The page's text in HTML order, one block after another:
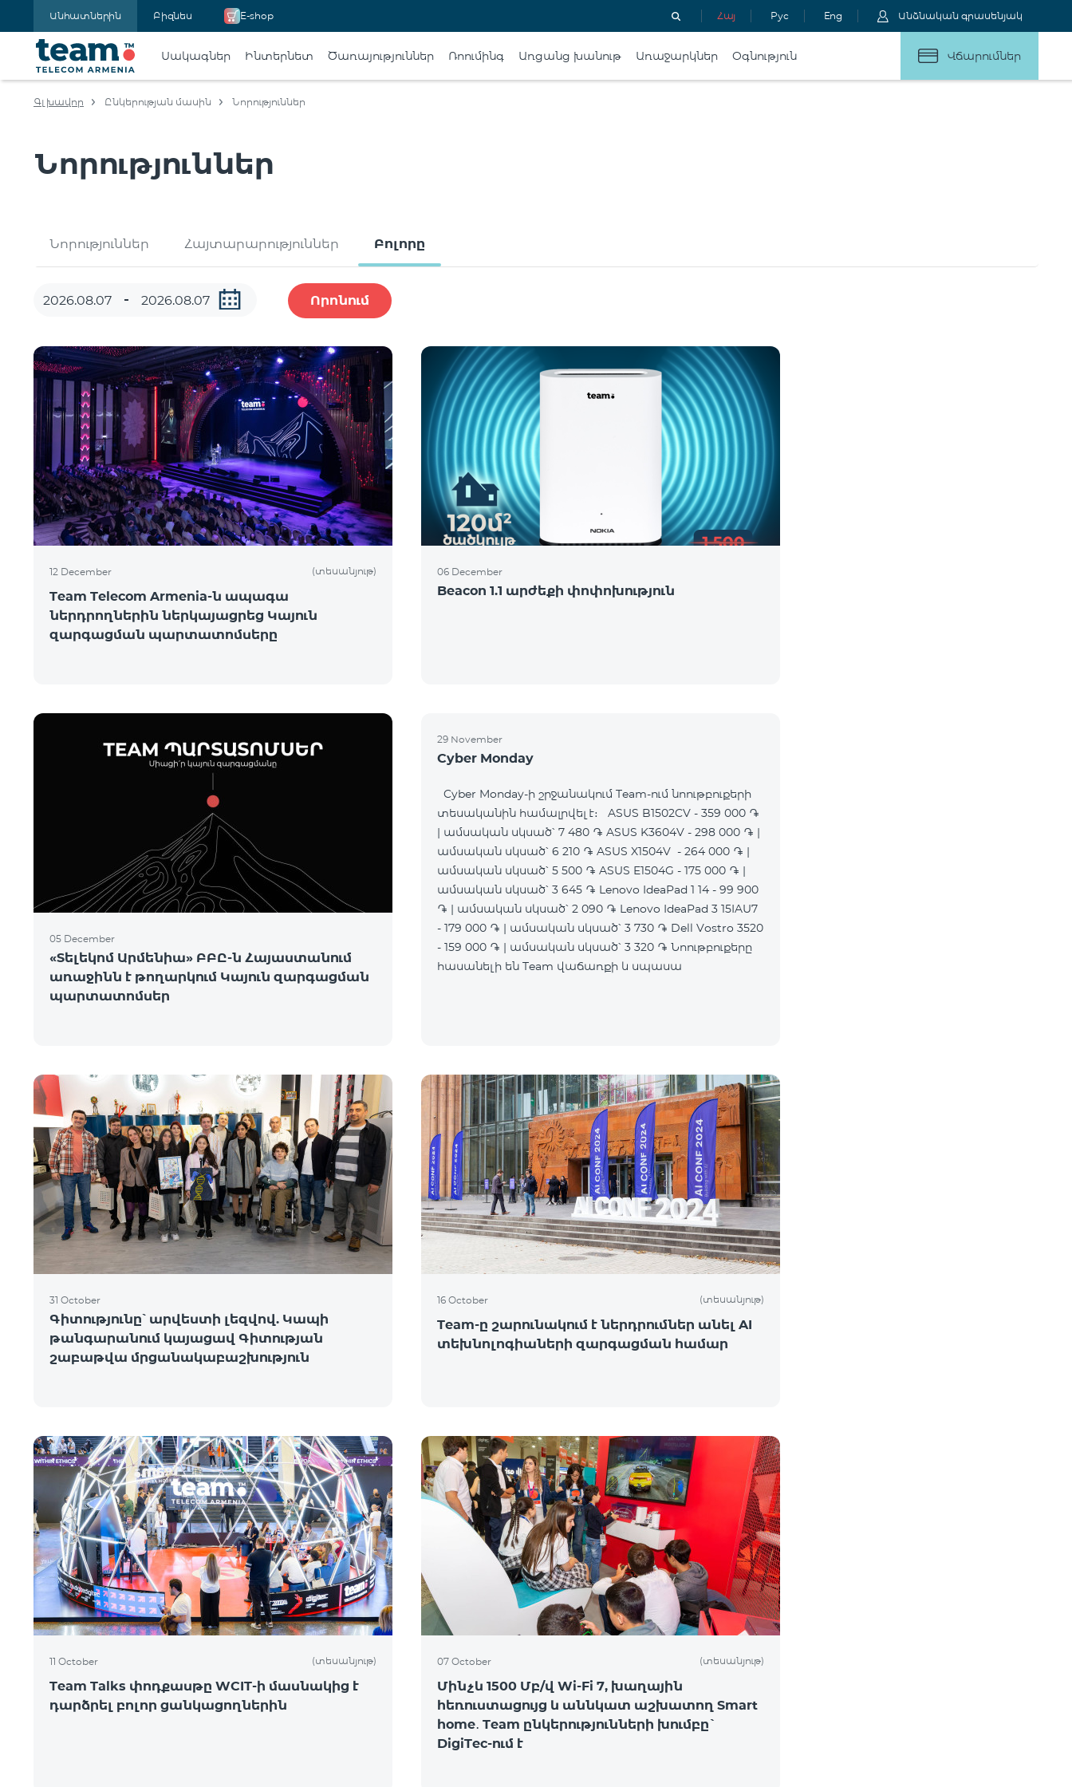
Անհատներին Բիզնես E-shop Հայ Рус Eng Անձնական գրասենյակ
Սակագներ Ինտերնետ Ծառայություններ Ռոումինգ Առցանց խանութ Առաջարկներ Օգնություն Վճարումներ
Գլխավոր Ընկերության մասին Նորություններ
Նորություններ
Նորություններ Հայտարարություններ Բոլորը
Որոնում
12 December (տեսանյութ)
Team Telecom Armenia-ն ապագա
ներդրողներին ներկայացրեց Կայուն
զարգացման պարտատոմսերը
06 December
Beacon 1.1 արժեքի փոփոխություն
05 December
«Տելեկոմ Արմենիա» ԲԲԸ-ն Հայաստանում
առաջինն է թողարկում Կայուն զարգացման
պարտատոմսեր
29 November
Cyber Monday
Cyber Monday-ի շրջանակում Team-ում նոութբուքերի
տեսականին համալրվել է։ ASUS B1502CV - 359 000 ֏
| ամսական սկսած՝ 7 480 ֏ ASUS K3604V - 298 000 ֏ |
ամսական սկսած՝ 6 210 ֏ ASUS X1504V - 264 000 ֏ |
ամսական սկսած՝ 5 500 ֏ ASUS E1504G - 175 000 ֏ |
ամսական սկսած՝ 3 645 ֏ Lenovo IdeaPad 1 14 - 99 900
֏ | ամսական սկսած՝ 2 090 ֏ Lenovo IdeaPad 3 15IAU7
- 179 000 ֏ | ամսական սկսած՝ 3 730 ֏ Dell Vostro 3520
- 159 000 ֏ | ամսական սկսած՝ 3 320 ֏ Նոութբուքերը
հասանելի են Team վաճառքի և սպասա
31 October
Գիտությունը՝ արվեստի լեզվով. Կապի
թանգարանում կայացավ Գիտության
շաբաթվա մրցանակաբաշխություն
16 October (տեսանյութ)
Team-ը շարունակում է ներդրումներ անել AI
տեխնոլոգիաների զարգացման համար
11 October (տեսանյութ)
Team Talks փոդքասթը WCIT-ի մասնակից է
դարձրել բոլոր ցանկացողներին
07 October (տեսանյութ)
Մինչև 1500 Մբ/վ Wi-Fi 7, խաղային
հեռուստացույց և աննկատ աշխատող Smart
home․ Team ընկերությունների խումբը`
DigiTec-ում է